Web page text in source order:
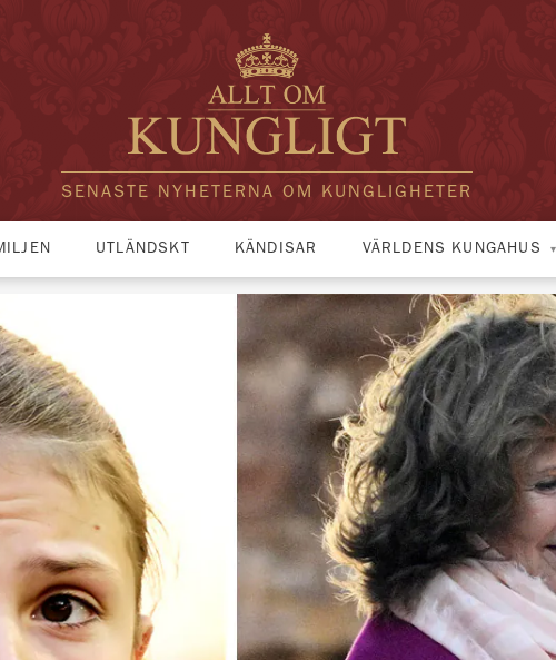
SENASTE NYHETERNA OM KUNGLIGHETER
UTLÄNDSKT KÄNDISAR VÄRLDENS KUNGAHUS